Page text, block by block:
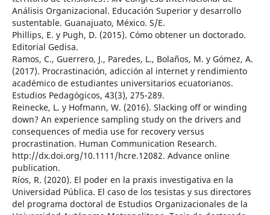
Análisis Organizacional. Educación Superior y desarrollo
sustentable. Guanajuato, México. S/E.
Phillips, E. y Pugh, D. (2015). Cómo obtener un doctorado.
Editorial Gedisa.
Ramos, C., Guerrero, J., Paredes, L., Bolaños, M. y Gómez, A.
(2017). Procrastinación, adicción al internet y rendimiento
académico de estudiantes universitarios ecuatorianos.
Estudios Pedagógicos, 43(3), 275-289.
Reinecke, L. y Hofmann, W. (2016). Slacking off or winding
down? An experience sampling study on the drivers and
consequences of media use for recovery versus
procrastination. Human Communication Research.
http://dx.doi.org/10.1111/hcre.12082. Advance online
publication.
Ríos, R. (2020). El poder en la praxis investigativa en la
Universidad Pública. El caso de los tesistas y sus directores
del programa doctoral de Estudios Organizacionales de la